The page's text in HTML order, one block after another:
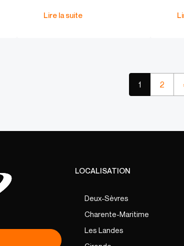
Lire la suite
1 2
LOCALISATION
Deux-Sèvres
Charente-Maritime
Les Landes